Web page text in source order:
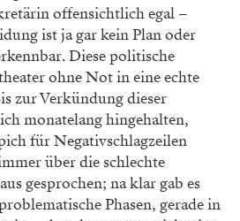
offensichtlich egal –
ist ja gar kein Plan oder
Diese politische
ohne Not in eine echte
zur Verkündung dieser
monatelang hingehalten,
für Negativschlagzeilen
über die schlechte
gesprochen; na klar gab es
Phasen, gerade in